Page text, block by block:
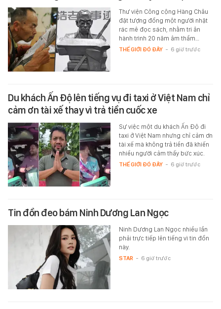
Thư viện Công cộng Hàng Châu
đặt tượng đồng một người nhặt
rác mê đọc sách, nhằm tri ân
hành trình 20 năm âm thầm…
THẾ GIỚI ĐÓ ĐÂY - 6 giờ trước
Du khách Ấn Độ lên tiếng vụ đi taxi ở Việt Nam chỉ
cảm ơn tài xế thay vì trả tiền cuốc xe
Sự việc một du khách Ấn Độ đi
taxi ở Việt Nam nhưng chỉ cảm ơn
tài xế mà không trả tiền đã khiến
nhiều người cảm thấy bức xúc.
THẾ GIỚI ĐÓ ĐÂY - 6 giờ trước
Tin đồn đeo bám Ninh Dương Lan Ngọc
Ninh Dương Lan Ngọc nhiều lần
phải trực tiếp lên tiếng vì tin đồn
này.
STAR - 6 giờ trước